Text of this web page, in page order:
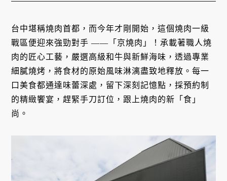
台中堪稱燒肉首都，而今年才剛開始，這個燒肉一級
戰區便迎來強勁對手 ——「京燒肉」！承載著職人燒
肉的匠心工藝，嚴選高級和牛與新鮮海味，透過專業
細膩燒烤，將食材的原始風味淋漓盡致地釋放。每一
口美食都通達味蕾深處，留下深刻記憶點，採預約制
的精緻饗宴，趕緊手刀訂位，跟上燒肉的新「食」
尚。